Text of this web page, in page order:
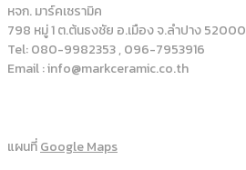
หจก. มาร์คเซรามิค
798 หมู่ 1 ต.ต้นธงชัย อ.เมือง จ.ลำปาง 52000
Tel: 080-9982353 , 096-7953916
Email : info@markceramic.co.th
แผนที่Google Maps